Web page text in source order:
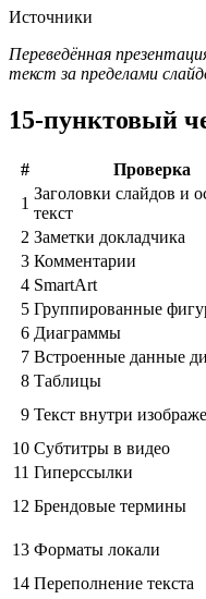
Источники
Переведённая
текст за пределами
15-пунктовый
# Проверка
1
Заголовки слайдов и
текст
2 Заметки докладчика
3 Комментарии
4 SmartArt
5 Группированные
6 Диаграммы
7 Встроенные данные
8 Таблицы
9 Текст внутри
10 Субтитры в видео
11 Гиперссылки
12 Брендовые термины
13 Форматы локали
14 Переполнение текста